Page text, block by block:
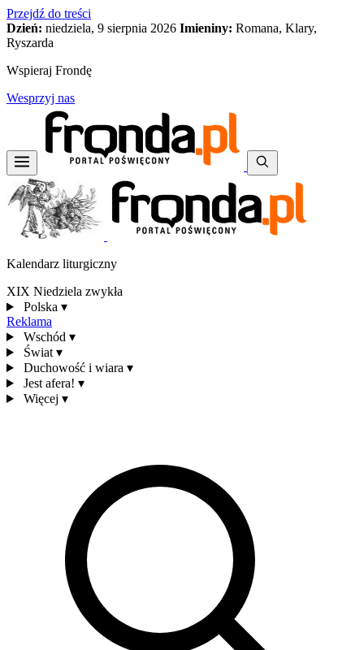
Przejdź do treści
Dzień: niedziela, 9 sierpnia 2026 Imieniny: Romana, Klary,
Ryszarda
Wspieraj Frondę
Wesprzyj nas
Kalendarz liturgiczny
XIX Niedziela zwykła
Polska ▾
Reklama
Wschód ▾
Świat ▾
Duchowość i wiara ▾
Jest afera! ▾
Więcej ▾